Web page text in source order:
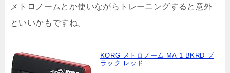
メトロノームとか使いながらトレーニングすると意外
といいかもですね。
KORG メトロノーム MA-1 BKRD ブ
ラック レッド